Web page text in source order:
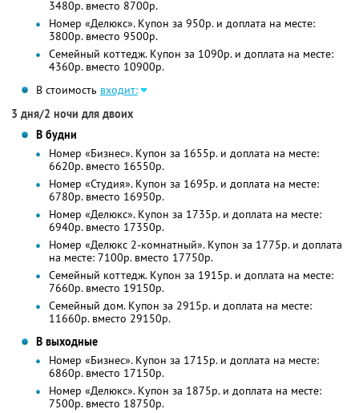
3480р. вместо 8700р.
Номер «Делюкс». Купон за 950р. и доплата на месте:
3800р. вместо 9500р.
Семейный коттедж. Купон за 1090р. и доплата на месте:
4360р. вместо 10900р.
В стоимость входит:
3 дня/2 ночи для двоих
В будни
Номер «Бизнес». Купон за 1655р. и доплата на месте:
6620р. вместо 16550р.
Номер «Студия». Купон за 1695р. и доплата на месте:
6780р. вместо 16950р.
Номер «Делюкс». Купон за 1735р. и доплата на месте:
6940р. вместо 17350р.
Номер «Делюкс 2-комнатный». Купон за 1775р. и доплата
на месте: 7100р. вместо 17750р.
Семейный коттедж. Купон за 1915р. и доплата на месте:
7660р. вместо 19150р.
Семейный дом. Купон за 2915р. и доплата на месте:
11660р. вместо 29150р.
В выходные
Номер «Бизнес». Купон за 1715р. и доплата на месте:
6860р. вместо 17150р.
Номер «Делюкс». Купон за 1875р. и доплата на месте:
7500р. вместо 18750р.